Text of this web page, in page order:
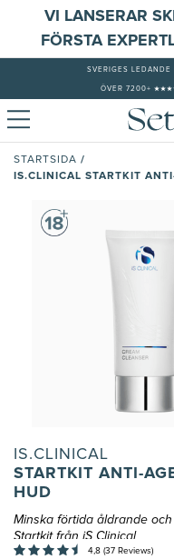
VI LANSERAR
FÖRSTA
SVERIGES LEDANDE
ÖVER 7200+
STARTSIDA /
IS.CLINICAL STARTKIT
IS.CLINICAL
STARTKIT ANTI-
HUD
Minska förtida åldrande
Startkit från iS Clinical
4,8 (37 Reviews)